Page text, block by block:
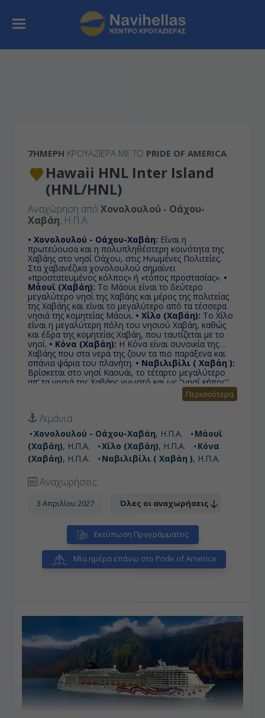
7ΉΜΕΡΗ ΚΡΟΥΑΖΙΕΡΑ ΜΕ ΤΟ PRIDE OF AMERICA
Hawaii HNL Inter Island
(HNL/HNL)
Αναχώρηση απόΧονολουλού - Οάχου-
Χαβάη, Η.Π.Α.
• Χονολουλού - Οάχου-Χαβάη: Είναι η
πρωτεύουσα και η πολυπληθέστερη κοινότητα της
Χαβάης στο νησί Οάχου, στις Ηνωμένες Πολιτείες.
Στα χαβανέζικα χονολουλού σημαίνει
«προστατευμένος κόλπος» ή «τόπος προστασίας». •
Μάουϊ (Χαβάη): Tο Μάουι είναι το δεύτερο
μεγαλύτερο νησί της Χαβάης και μέρος της πολιτείας
της Χαβάης και είναι το μεγαλύτερο από τα τέσσερα
νησιά της κομητείας Μάουι. • Χίλο (Χαβάη): Το Χίλο
είναι η μεγαλύτερη πόλη του νησιού Χαβάη, καθώς
και έδρα της κομητείας Χαβάη, που ταυτίζεται με το
νησί. • Κόνα (Χαβάη): Η Κόνα είναι συνοικία της
Χαβάης που στα νερά της ζουν τα πιο παράξενα και
σπάνια ψάρια του πλανήτη. • Ναβιλιβίλι ( Χαβάη ):
Βρίσκεται στο νησί Καουάι, το τέταρτο μεγαλύτερο
απ’ τα νησιά της Χαβάης γνωστό και ως "νησί κήπος"
λόγω της πλούσιας φύσης και του υπέροχου τοπίου.
• Εν Πλω στις Ακτές Να Πάλι, Χαβάη Hi NCL:TBA
Περισσότερα
Λιμάνια:
Χονολουλού - Οάχου-Χαβάη, Η.Π.Α.
Μάουϊ
(Χαβάη), Η.Π.Α. Χίλο (Χαβάη), Η.Π.Α.
Κόνα
(Χαβάη), Η.Π.Α. Ναβιλιβίλι ( Χαβάη ), Η.Π.Α.
Αναχωρήσεις:
3 Απριλίου 2027 Όλες οι αναχωρήσεις
Εκτύπωση Προγράμματος
Μία ημέρα επάνω στο Pride of America